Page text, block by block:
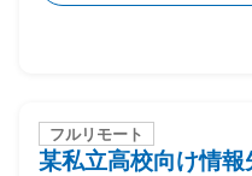
・債権、債務、固定資
・現在適用設計フェーズ
年1月本番稼働予定
フルリモート
某私立高校向け情